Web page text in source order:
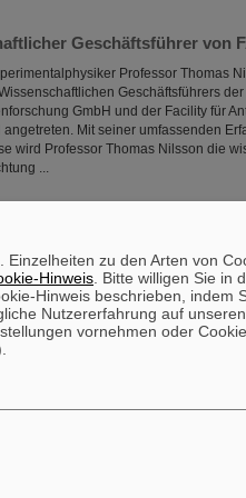
Geschäftsführer von
Professor Thomas
Geschäftsführers der
GmbH und der Facility für
Mit seiner umfassenden
wird Professor Thomas Nilsson die
...
in Thallium hilft bei
unserer Sonne in ihrer stellaren
Wissenschaftler*innen ist einer
Messung des gebundenen Beta-
(ESR) von GSI/FAIR.
AGB-Sterne) und ...
messen Kerneigenschaften
Einzelheiten zu den Arten von
Hinweis . Bitte willigen Sie in
Hinweis beschrieben, indem
Nutzererfahrung auf
vornehmen oder